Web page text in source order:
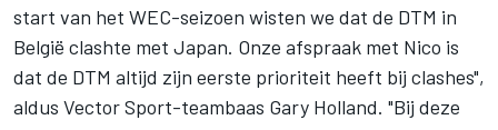
start van het WEC-seizoen wisten we dat de DTM in
België clashte met Japan. Onze afspraak met Nico is
dat de DTM altijd zijn eerste prioriteit heeft bij clashes",
aldus Vector Sport-teambaas Gary Holland. "Bij deze